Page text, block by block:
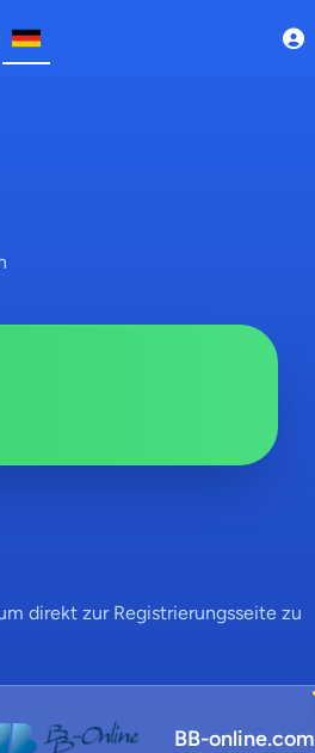
direkt zur Registrierungsseite zu
BB-online.com